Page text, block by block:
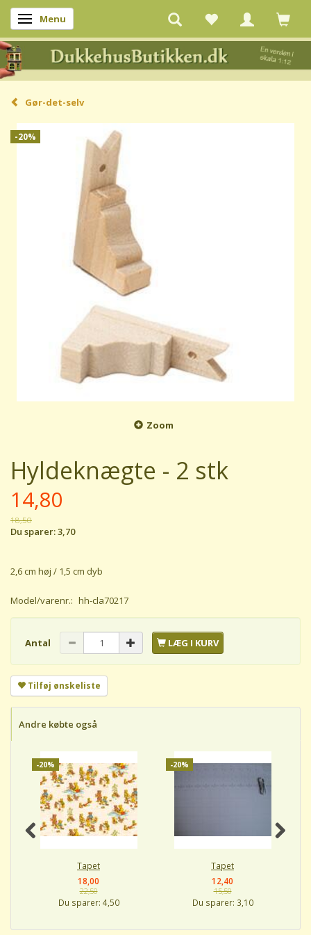
Skifte navigation
Menu
Gør-det-selv
-20%
Zoom
Hyldeknægte - 2 stk
14,80
18,50
Du sparer:3,70
2,6 cm høj / 1,5 cm dyb
Model/varenr.: hh-cla70217
Antal LÆG I KURV
Tilføj ønskeliste
Andre købte også
-20%
Tapet
18,00
22,50
Du sparer: 4,50
-20%
Tapet
12,40
15,50
Du sparer: 3,10